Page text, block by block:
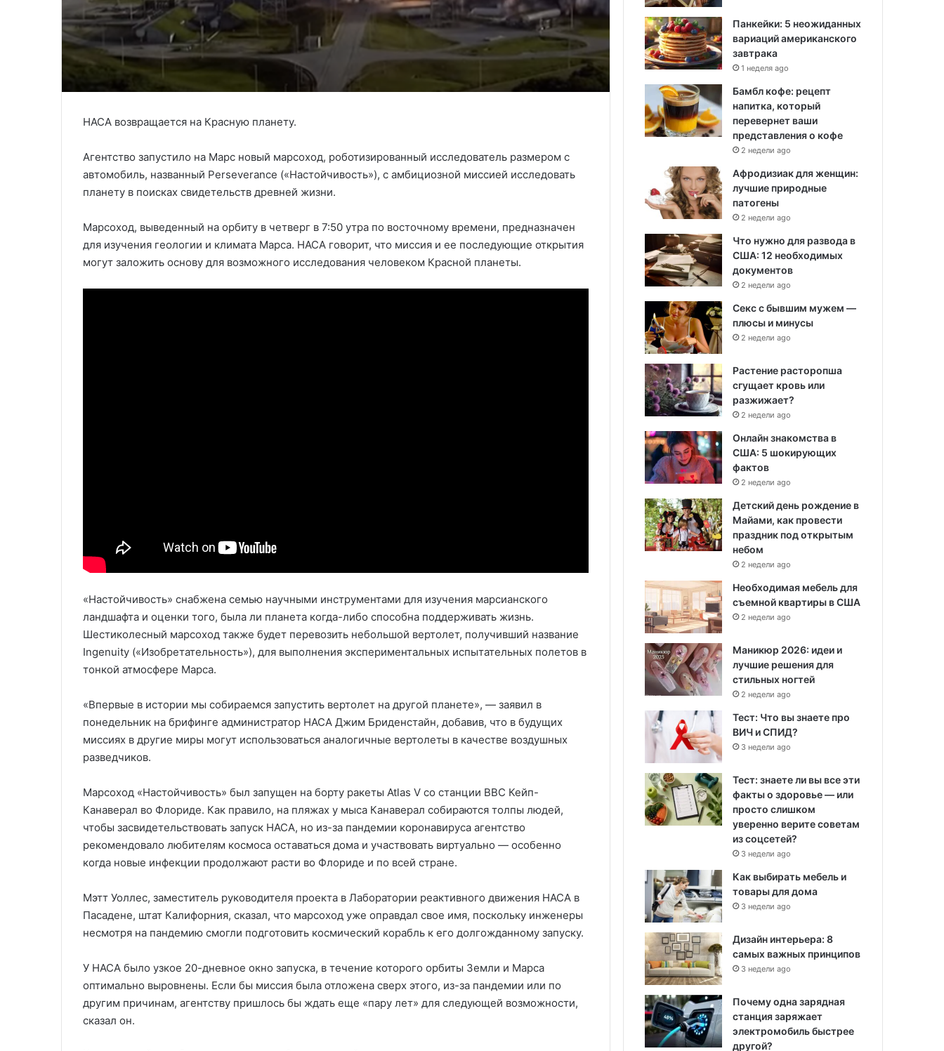
НАСА возвращается на Красную планету.
Агентство запустило на Марс новый марсоход, роботизированный исследователь размером с
автомобиль, названный Perseverance («Настойчивость»), с амбициозной миссией исследовать
планету в поисках свидетельств древней жизни.
Марсоход, выведенный на орбиту в четверг в 7:50 утра по восточному времени, предназначен
для изучения геологии и климата Марса. НАСА говорит, что миссия и ее последующие открытия
могут заложить основу для возможного исследования человеком Красной планеты.
«Настойчивость» снабжена семью научными инструментами для изучения марсианского
ландшафта и оценки того, была ли планета когда-либо способна поддерживать жизнь.
Шестиколесный марсоход также будет перевозить небольшой вертолет, получивший название
Ingenuity («Изобретательность»), для выполнения экспериментальных испытательных полетов в
тонкой атмосфере Марса.
«Впервые в истории мы собираемся запустить вертолет на другой планете», — заявил в
понедельник на брифинге администратор НАСА Джим Бриденстайн, добавив, что в будущих
миссиях в другие миры могут использоваться аналогичные вертолеты в качестве воздушных
разведчиков.
Марсоход «Настойчивость» был запущен на борту ракеты Atlas V со станции ВВС Кейп-
Канаверал во Флориде. Как правило, на пляжах у мыса Канаверал собираются толпы людей,
чтобы засвидетельствовать запуск НАСА, но из-за пандемии коронавируса агентство
рекомендовало любителям космоса оставаться дома и участвовать виртуально — особенно
когда новые инфекции продолжают расти во Флориде и по всей стране.
Мэтт Уоллес, заместитель руководителя проекта в Лаборатории реактивного движения НАСА в
Пасадене, штат Калифорния, сказал, что марсоход уже оправдал свое имя, поскольку инженеры
несмотря на пандемию смогли подготовить космический корабль к его долгожданному запуску.
У НАСА было узкое 20-дневное окно запуска, в течение которого орбиты Земли и Марса
оптимально выровнены. Если бы миссия была отложена сверх этого, из-за пандемии или по
другим причинам, агентству пришлось бы ждать еще «пару лет» для следующей возможности,
сказал он.
Панкейки: 5 неожиданных
вариаций американского
завтрака
1 неделя ago
Бамбл кофе: рецепт
напитка, который
перевернет ваши
представления о кофе
2 недели ago
Афродизиак для женщин:
лучшие природные
патогены
2 недели ago
Что нужно для развода в
США: 12 необходимых
документов
2 недели ago
Секс с бывшим мужем —
плюсы и минусы
2 недели ago
Растение расторопша
сгущает кровь или
разжижает?
2 недели ago
Онлайн знакомства в
США: 5 шокирующих
фактов
2 недели ago
Детский день рождение в
Майами, как провести
праздник под открытым
небом
2 недели ago
Необходимая мебель для
съемной квартиры в США
2 недели ago
Маникюр 2026: идеи и
лучшие решения для
стильных ногтей
2 недели ago
Тест: Что вы знаете про
ВИЧ и СПИД?
3 недели ago
Тест: знаете ли вы все эти
факты о здоровье — или
просто слишком
уверенно верите советам
из соцсетей?
3 недели ago
Как выбирать мебель и
товары для дома
3 недели ago
Дизайн интерьера: 8
самых важных принципов
3 недели ago
Почему одна зарядная
станция заряжает
электромобиль быстрее
другой?